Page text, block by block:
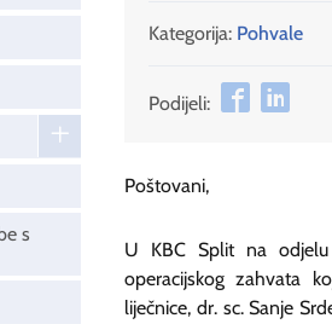
s
Kategorija: Pohvale
Podijeli:
Poštovani,
U KBC Split na odjelu
operacijskog zahvata
liječnice, dr. sc. Sanje